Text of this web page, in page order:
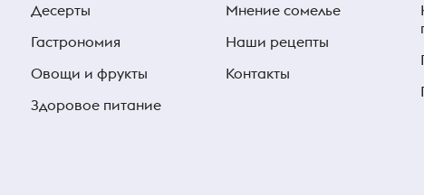
Десерты
Гастрономия
Овощи и фрукты
Здоровое питание
Мнение сомелье
Наши рецепты
Контакты